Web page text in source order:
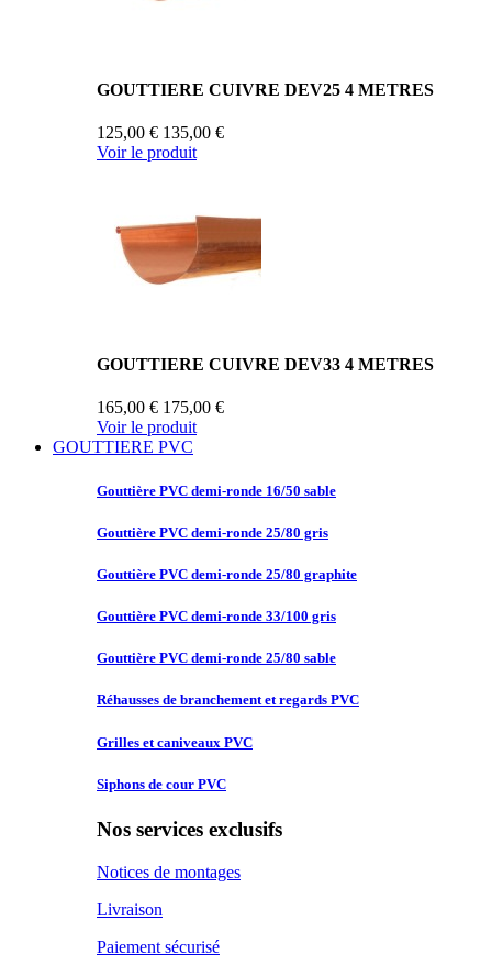
GOUTTIERE CUIVRE DEV25 4 METRES
125,00 € 135,00 €
Voir le produit
GOUTTIERE CUIVRE DEV33 4 METRES
165,00 € 175,00 €
Voir le produit
GOUTTIERE PVC
Gouttière PVC demi-ronde 16/50 sable
Gouttière PVC demi-ronde 25/80 gris
Gouttière PVC demi-ronde 25/80 graphite
Gouttière PVC demi-ronde 33/100 gris
Gouttière PVC demi-ronde 25/80 sable
Réhausses de branchement et regards PVC
Grilles et caniveaux PVC
Siphons de cour PVC
Nos services exclusifs
Notices de montages
Livraison
Paiement sécurisé